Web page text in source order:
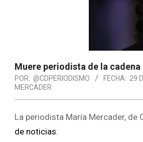
Muere periodista de la
POR: @CDPERIODISMO FECHA: 29
MERCADER
La periodista María Mercader, de
de noticias.